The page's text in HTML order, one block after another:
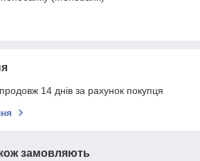
14 днів за рахунок покупця
замовляють